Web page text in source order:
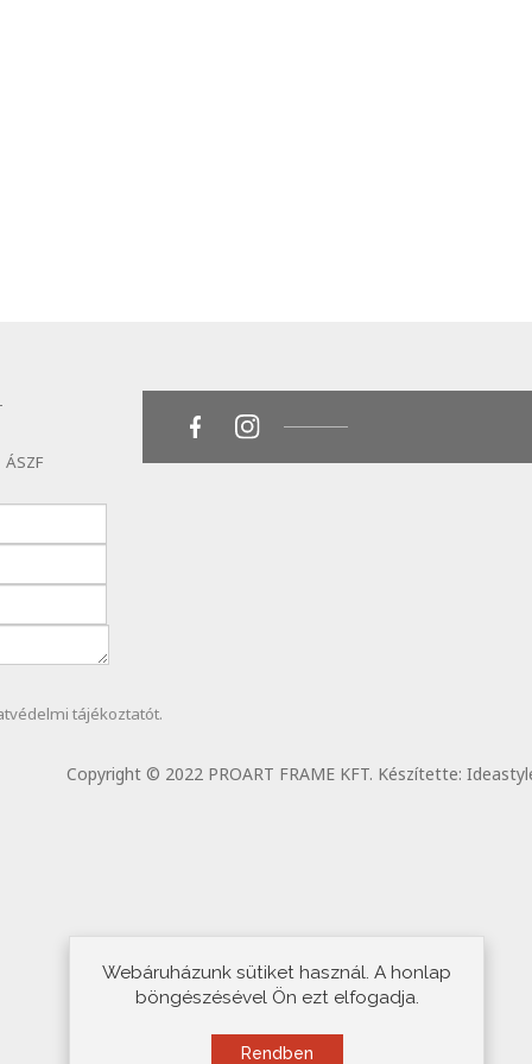
ÁSZF
tájékoztatót.
Copyright © 2022 PROART FRAME KFT. Készítette:
Webáruházunk sütiket használ. A honlap
böngészésével Ön ezt elfogadja.
Rendben